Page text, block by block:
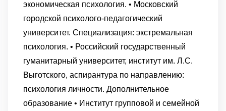
экономическая психология. • Московский
городской психолого-педагогический
университет. Специализация: экстремальная
психология. • Российский государственный
гуманитарный университет, институт им. Л.С.
Выготского, аспирантура по направлению:
психология личности. Дополнительное
образование • Институт групповой и семейной